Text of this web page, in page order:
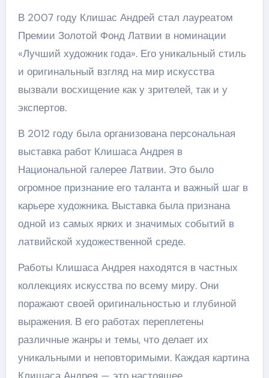
В 2007 году Клишас Андрей стал лауреатом
Премии Золотой Фонд Латвии в номинации
«Лучший художник года». Его уникальный стиль
и оригинальный взгляд на мир искусства
вызвали восхищение как у зрителей, так и у
экспертов.
В 2012 году была организована персональная
выставка работ Клишаса Андрея в
Национальной галерее Латвии. Это было
огромное признание его таланта и важный шаг в
карьере художника. Выставка была признана
одной из самых ярких и значимых событий в
латвийской художественной среде.
Работы Клишаса Андрея находятся в частных
коллекциях искусства по всему миру. Они
поражают своей оригинальностью и глубиной
выражения. В его работах переплетены
различные жанры и темы, что делает их
уникальными и неповторимыми. Каждая картина
Клишаса Андрея — это настоящее